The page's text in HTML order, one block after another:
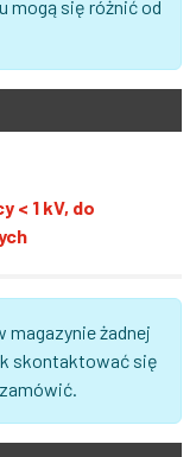
mogą się różnić od
< 1 kV, do
żadnej
skontaktować się